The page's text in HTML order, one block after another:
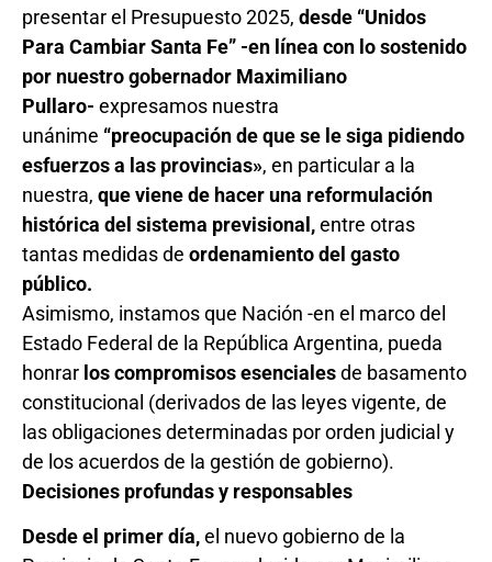
presentar el Presupuesto 2025, desde “Unidos
Para Cambiar Santa Fe” -en línea con lo sostenido
por nuestro gobernador Maximiliano
Pullaro- expresamos nuestra
unánime “preocupación de que se le siga pidiendo
esfuerzos a las provincias», en particular a la
nuestra, que viene de hacer una reformulación
histórica del sistema previsional,entre otras
tantas medidas de ordenamiento del gasto
público.
Asimismo, instamos que Nación -en el marco del
Estado Federal de la República Argentina, pueda
honrar los compromisos esencialesde basamento
constitucional (derivados de las leyes vigente, de
las obligaciones determinadas por orden judicial y
de los acuerdos de la gestión de gobierno).
Decisiones profundas y responsables
Desde el primer día,el nuevo gobierno de la